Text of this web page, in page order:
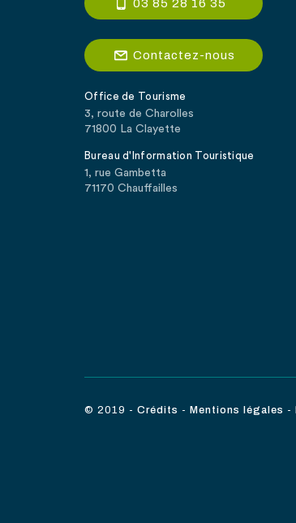
03 85 28 16 35
Contactez-nous
Office de Tourisme
3, route de Charolles
71800 La Clayette
Bureau d'Information Touristique
1, rue Gambetta
71170 Chauffailles
© 2019 - Crédits - Mentions légales -